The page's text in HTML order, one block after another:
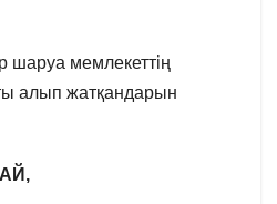
шаруа мемлекеттің
алып жатқандарын